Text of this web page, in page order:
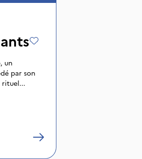
un
par son
rituel...